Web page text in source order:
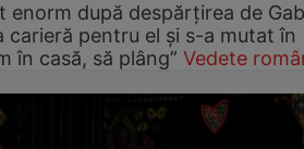
enorm după despărțirea de
carieră pentru el și s-a mutat în
în casă, să plâng” Vedete